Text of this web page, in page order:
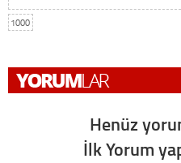
1000
Henüz
İlk Yorum